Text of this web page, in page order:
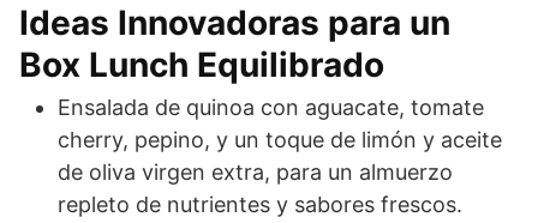
Ideas Innovadoras para un
Box Lunch Equilibrado
Ensalada de quinoa con aguacate, tomate
cherry, pepino, y un toque de limón y aceite
de oliva virgen extra, para un almuerzo
repleto de nutrientes y sabores frescos.